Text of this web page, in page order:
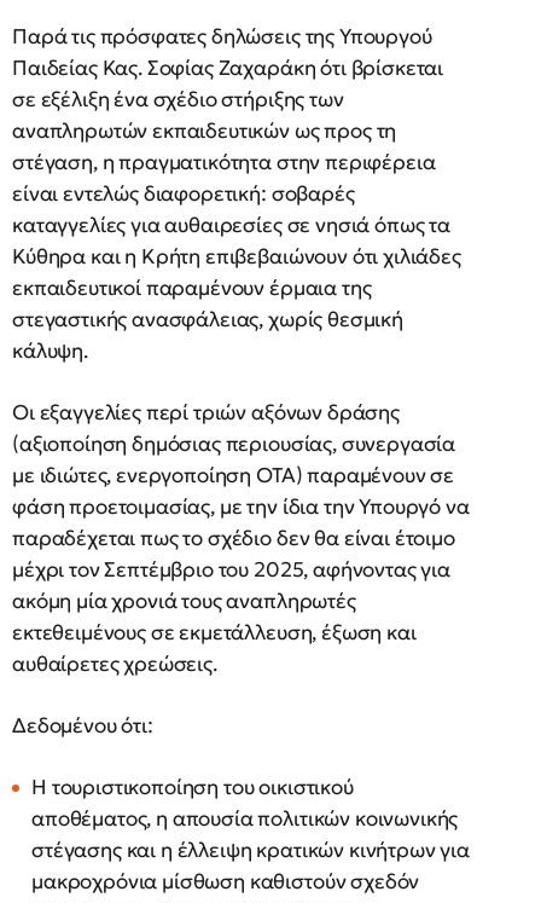
Παρά τις πρόσφατες δηλώσεις της Υπουργού
Παιδείας Κας. Σοφίας Ζαχαράκη ότι βρίσκεται
σε εξέλιξη ένα σχέδιο στήριξης των
αναπληρωτών εκπαιδευτικών ως προς τη
στέγαση, η πραγματικότητα στην περιφέρεια
είναι εντελώς διαφορετική: σοβαρές
καταγγελίες για αυθαιρεσίες σε νησιά όπως τα
Κύθηρα και η Κρήτη επιβεβαιώνουν ότι χιλιάδες
εκπαιδευτικοί παραμένουν έρμαια της
στεγαστικής ανασφάλειας, χωρίς θεσμική
κάλυψη.
Οι εξαγγελίες περί τριών αξόνων δράσης
(αξιοποίηση δημόσιας περιουσίας, συνεργασία
με ιδιώτες, ενεργοποίηση ΟΤΑ) παραμένουν σε
φάση προετοιμασίας, με την ίδια την Υπουργό να
παραδέχεται πως το σχέδιο δεν θα είναι έτοιμο
μέχρι τον Σεπτέμβριο του 2025, αφήνοντας για
ακόμη μία χρονιά τους αναπληρωτές
εκτεθειμένους σε εκμετάλλευση, έξωση και
αυθαίρετες χρεώσεις.
Δεδομένου ότι:
Η τουριστικοποίηση του οικιστικού
αποθέματος, η απουσία πολιτικών κοινωνικής
στέγασης και η έλλειψη κρατικών κινήτρων για
μακροχρόνια μίσθωση καθιστούν σχεδόν